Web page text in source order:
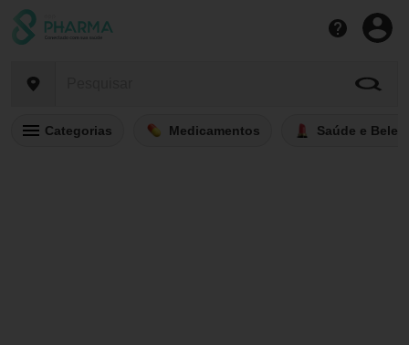
Categorias Medicamentos Saúde e